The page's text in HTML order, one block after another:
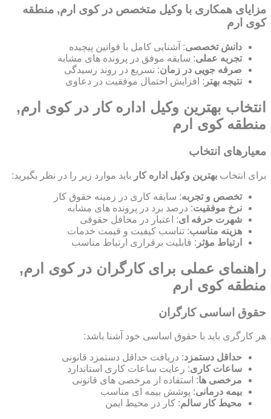
مزایای همکاری با وکیل متخصص در کوی ارم, منطقه
کوی ارم
دانش تخصصی: آشنایی کامل با قوانین پیچیده
تجربه عملی: سابقه موفق در پرونده های مشابه
صرفه جویی در زمان: تسریع در روند رسیدگی
نتیجه بهتر : افزایش احتمال موفقیت در دعاوی
انتخاب بهترین وکیل اداره کار در کوی ارم,
منطقه کوی ارم
معیارهای انتخاب
برای انتخاب بهترین وکیل اداره کار باید موارد زیر را در نظر بگیرید:
تخصص و تجربه: سابقه کاری در زمینه حقوق کار
نرخ موفقیت: درصد برد در پرونده های مشابه
شهرت حرفه ای: اعتبار در محافل حقوقی
هزینه مناسب: تناسب کیفیت و قیمت خدمات
ارتباط مؤثر : قابلیت برقراری ارتباط مناسب
راهنمای عملی برای کارگران در کوی ارم,
منطقه کوی ارم
حقوق اساسی کارگران
هر کارگری باید با حقوق اساسی خود آشنا باشد:
حداقل دستمزد: دریافت حداقل دستمزد قانونی
ساعات کاری: رعایت ساعات کاری استاندارد
مرخصی ها: استفاده از مرخصی های قانونی
بیمه درمانی: پوشش بیمه ای مناسب
محیط کار سالم: کار در محیط ایمن